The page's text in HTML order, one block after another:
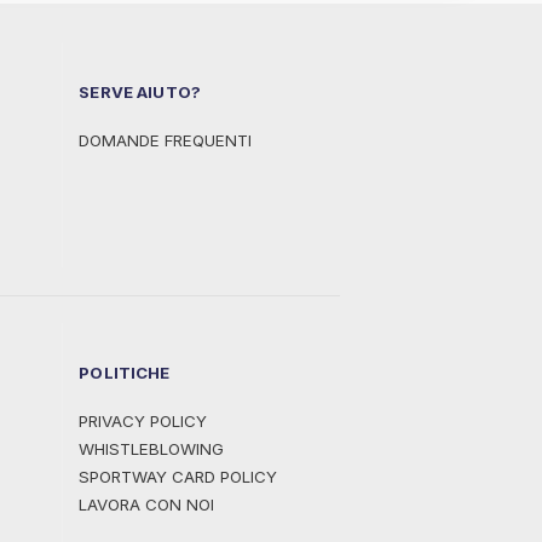
SERVE AIUTO?
DOMANDE FREQUENTI
POLITICHE
PRIVACY POLICY
WHISTLEBLOWING
SPORTWAY CARD POLICY
LAVORA CON NOI